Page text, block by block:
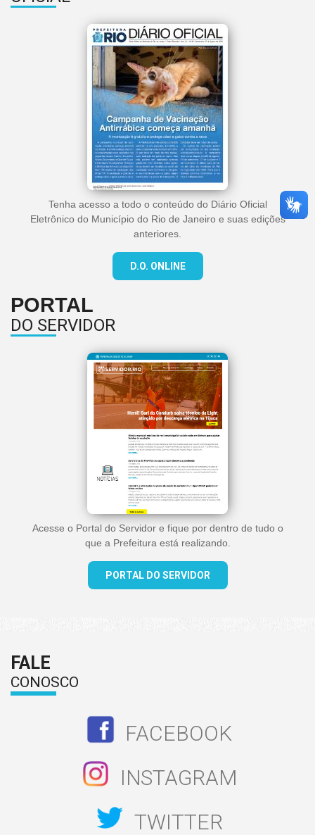
Tenha acesso a todo o conteúdo do Diário Oficial
Eletrônico do Município do Rio de Janeiro e suas edições
anteriores.
D.O. ONLINE
PORTAL
DO SERVIDOR
Acesse o Portal do Servidor e fique por dentro de tudo o
que a Prefeitura está realizando.
PORTAL DO SERVIDOR
FALE
CONOSCO
FACEBOOK
INSTAGRAM
TWITTER